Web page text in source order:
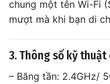
chung một tên Wi-Fi
mượt mà khi bạn di
3. Thông số kỹ
– Băng tần: 2.4GHz/